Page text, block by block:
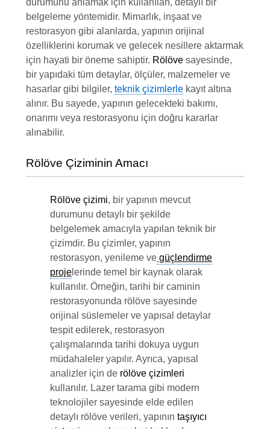
durumunu anlamak için kullanılan, detaylı bir
belgeleme yöntemidir. Mimarlık, inşaat ve
restorasyon gibi alanlarda, yapının orijinal
özelliklerini korumak ve gelecek nesillere aktarmak
için hayati bir öneme sahiptir. Rölöve sayesinde,
bir yapıdaki tüm detaylar, ölçüler, malzemeler ve
hasarlar gibi bilgiler, teknik çizimlerlekayıt altına
alınır. Bu sayede, yapının gelecekteki bakımı,
onarımı veya restorasyonu için doğru kararlar
alınabilir.
Rölöve Çiziminin Amacı
Rölöve çizimi, bir yapının mevcut
durumunu detaylı bir şekilde
belgelemek amacıyla yapılan teknik bir
çizimdir. Bu çizimler, yapının
restorasyon, yenileme ve güçlendirme
projelerinde temel bir kaynak olarak
kullanılır. Örneğin, tarihi bir caminin
restorasyonunda rölöve sayesinde
orijinal süslemeler ve yapısal detaylar
tespit edilerek, restorasyon
çalışmalarında tarihi dokuya uygun
müdahaleler yapılır. Ayrıca, yapısal
analizler için derölöve çizimleri
kullanılır. Lazer tarama gibi modern
teknolojiler sayesinde elde edilen
detaylı rölöve verileri, yapının taşıyıcı